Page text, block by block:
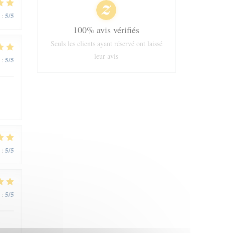
: 5/5
: 5/5
: 5/5
: 5/5
100% avis vérifiés
Seuls les clients ayant réservé ont laissé
leur avis